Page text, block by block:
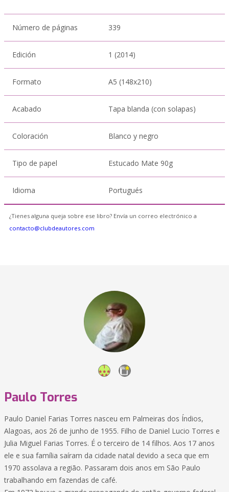
Número de páginas 339
Edición 1 (2014)
Formato A5 (148x210)
Acabado Tapa blanda (con solapas)
Coloración Blanco y negro
Tipo de papel Estucado Mate 90g
Idioma Portugués
¿Tienes alguna queja sobre ese libro? Envía un correo electrónico a
contacto@clubdeautores.com
Paulo Torres
Paulo Daniel Farias Torres nasceu em Palmeiras dos Índios,
Alagoas, aos 26 de junho de 1955. Filho de Daniel Lucio Torres e
Julia Miguel Farias Torres. É o terceiro de 14 filhos. Aos 17 anos
ele e sua família saíram da cidade natal devido a seca que em
1970 assolava a região. Passaram dois anos em São Paulo
trabalhando em fazendas de café.